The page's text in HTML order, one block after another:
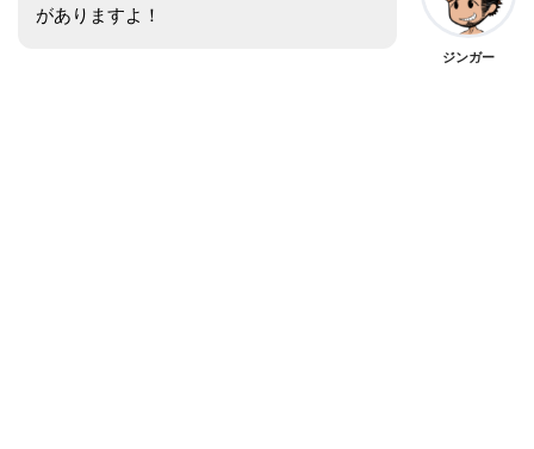
がありますよ！
ジンガー